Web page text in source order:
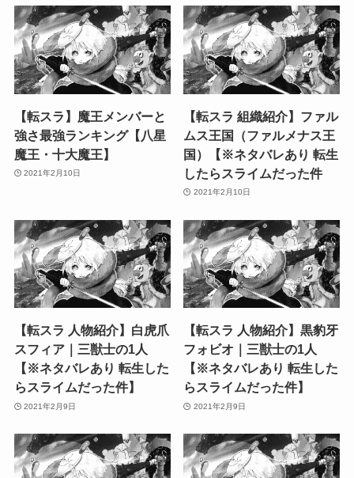
【転スラ】魔王メンバーと
強さ最強ランキング【八星
魔王・十大魔王】
2021年2月10日
【転スラ 組織紹介】ファル
ムス王国（ファルメナス王
国）【※ネタバレあり 転生
したらスライムだった件
2021年2月10日
【転スラ 人物紹介】白虎爪
スフィア｜三獣士の1人
【※ネタバレあり 転生した
らスライムだった件】
2021年2月9日
【転スラ 人物紹介】黒豹牙
フォビオ｜三獣士の1人
【※ネタバレあり 転生した
らスライムだった件】
2021年2月9日